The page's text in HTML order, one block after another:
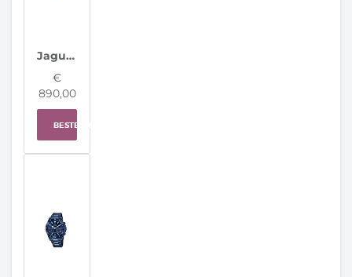
Jaguar Horloge J810/1 Special Edition Swiss Made
€
890,00
BESTELLEN